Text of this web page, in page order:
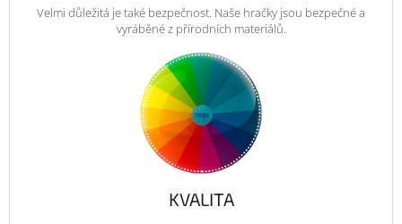
Velmi důležitá je také bezpečnost. Naše hračky jsou bezpečné a
vyráběné z přírodních materiálů.
KVALITA